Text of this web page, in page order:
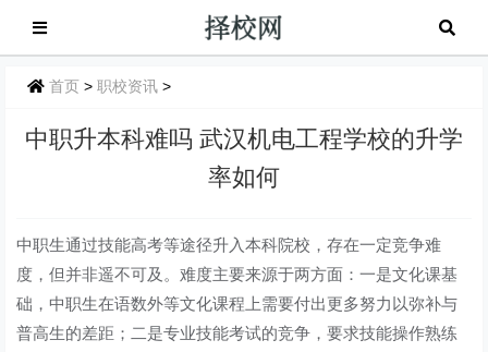
首页 >职校资讯 >
中职升本科难吗 武汉机电工程学校的升学
率如何
中职生通过技能高考等途径升入本科院校，存在一定竞争难
度，但并非遥不可及。难度主要来源于两方面：一是文化课基
础，中职生在语数外等文化课程上需要付出更多努力以弥补与
普高生的差距；二是专业技能考试的竞争，要求技能操作熟练